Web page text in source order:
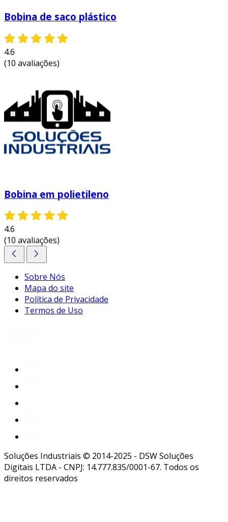
Bobina de saco plástico
4.6
(10 avaliações)
Bobina em polietileno
4.6
(10 avaliações)
Sobre Nós
Mapa do site
Política de Privacidade
Termos de Uso
Soluções Industriais © 2014-2025 - DSW Soluções
Digitais LTDA - CNPJ: 14.777.835/0001-67. Todos os
direitos reservados